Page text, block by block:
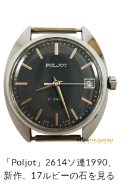
「Poljot」2614ソ連1990、
新作、17ルビーの石を見る